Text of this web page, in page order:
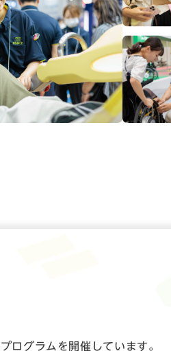
ログラムを開催しています。